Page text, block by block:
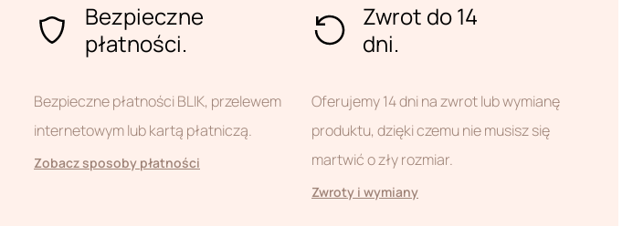
Bezpieczne
płatności.
Bezpieczne płatności BLIK, przelewem
internetowym lub kartą płatniczą.
Zobacz sposoby płatności
Zwrot do 14
dni.
Oferujemy 14 dni na zwrot lub wymianę
produktu, dzięki czemu nie musisz się
martwić o zły rozmiar.
Zwroty i wymiany